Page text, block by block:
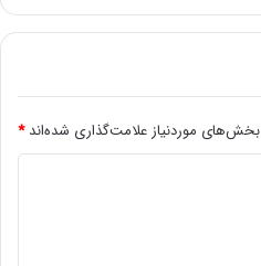
بخش‌های موردنیاز علامت‌گذاری شده‌اند*